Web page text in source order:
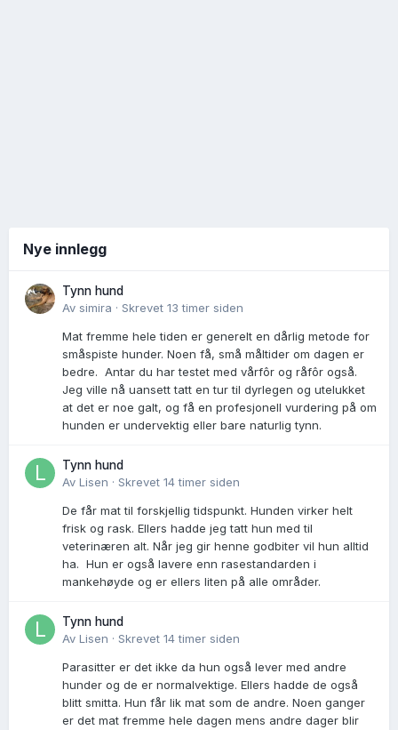
Nye innlegg
Tynn hund
Av simira · Skrevet 13 timer siden
Mat fremme hele tiden er generelt en dårlig metode for
småspiste hunder. Noen få, små måltider om dagen er
bedre. Antar du har testet med vårfôr og råfôr også.
Jeg ville nå uansett tatt en tur til dyrlegen og utelukket
at det er noe galt, og få en profesjonell vurdering på om
hunden er undervektig eller bare naturlig tynn.
Tynn hund
Av Lisen · Skrevet 14 timer siden
De får mat til forskjellig tidspunkt. Hunden virker helt
frisk og rask. Ellers hadde jeg tatt hun med til
veterinæren alt. Når jeg gir henne godbiter vil hun alltid
ha. Hun er også lavere enn rasestandarden i
mankehøyde og er ellers liten på alle områder.
Tynn hund
Av Lisen · Skrevet 14 timer siden
Parasitter er det ikke da hun også lever med andre
hunder og de er normalvektige. Ellers hadde de også
blitt smitta. Hun får lik mat som de andre. Noen ganger
er det mat fremme hele dagen mens andre dager blir